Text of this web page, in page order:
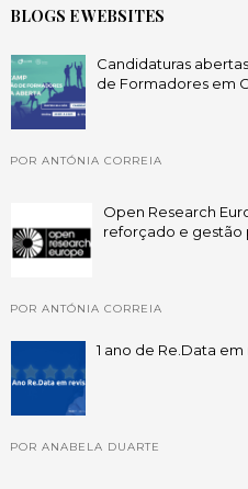
BLOGS E WEBSITES
Candidaturas
de Formadores em
POR ANTÓNIA CORREIA
Open Research
reforçado e gestão
POR ANTÓNIA CORREIA
1 ano de Re.Data em
POR ANABELA DUARTE